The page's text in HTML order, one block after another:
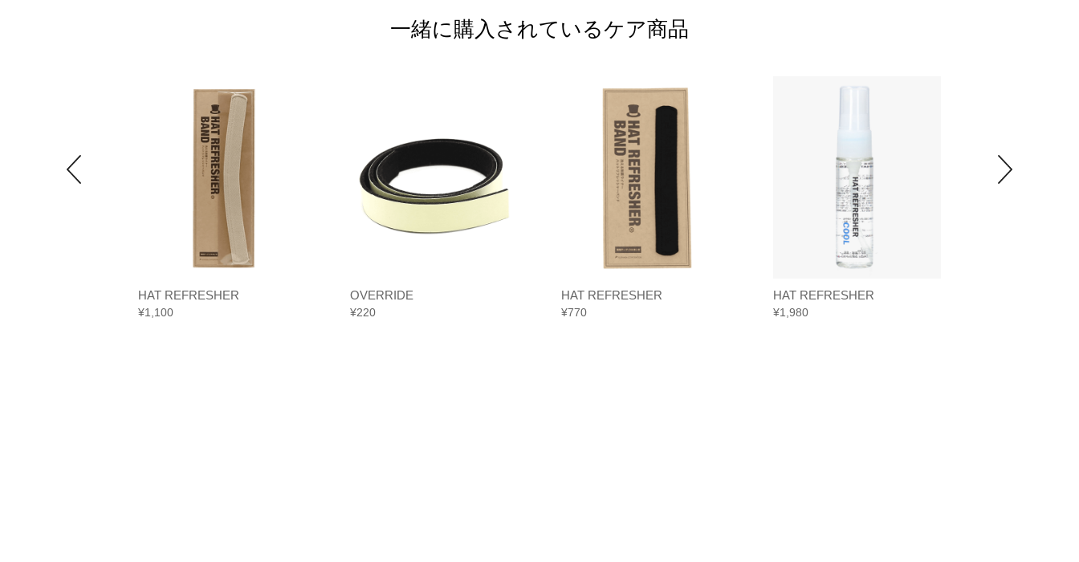
一緒に購入されているケア商品
HAT REFRESHER
¥1,100
OVERRIDE
¥220
HAT REFRESHER
¥770
HAT REFRESHER
¥1,980